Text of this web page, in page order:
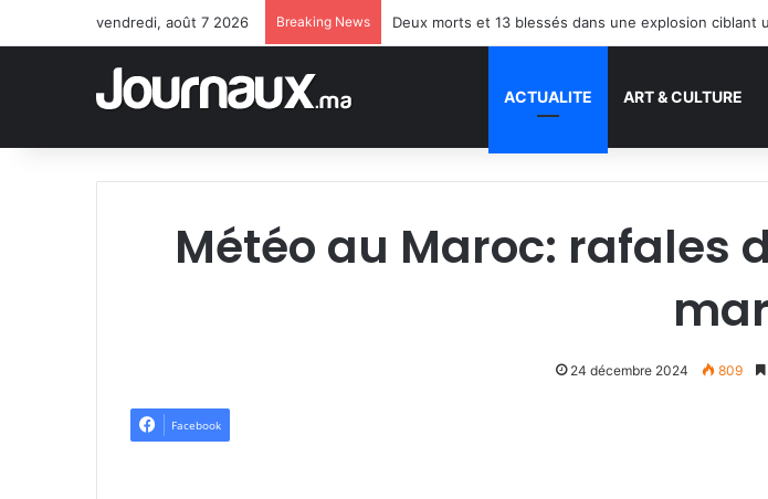
vendredi, août 7 2026 Breaking News Deux morts et 13 blessés dans une explosion ciblant
ACTUALITE ART & CULTURE
Météo au Maroc: rafales
24 décembre 2024 809
Facebook